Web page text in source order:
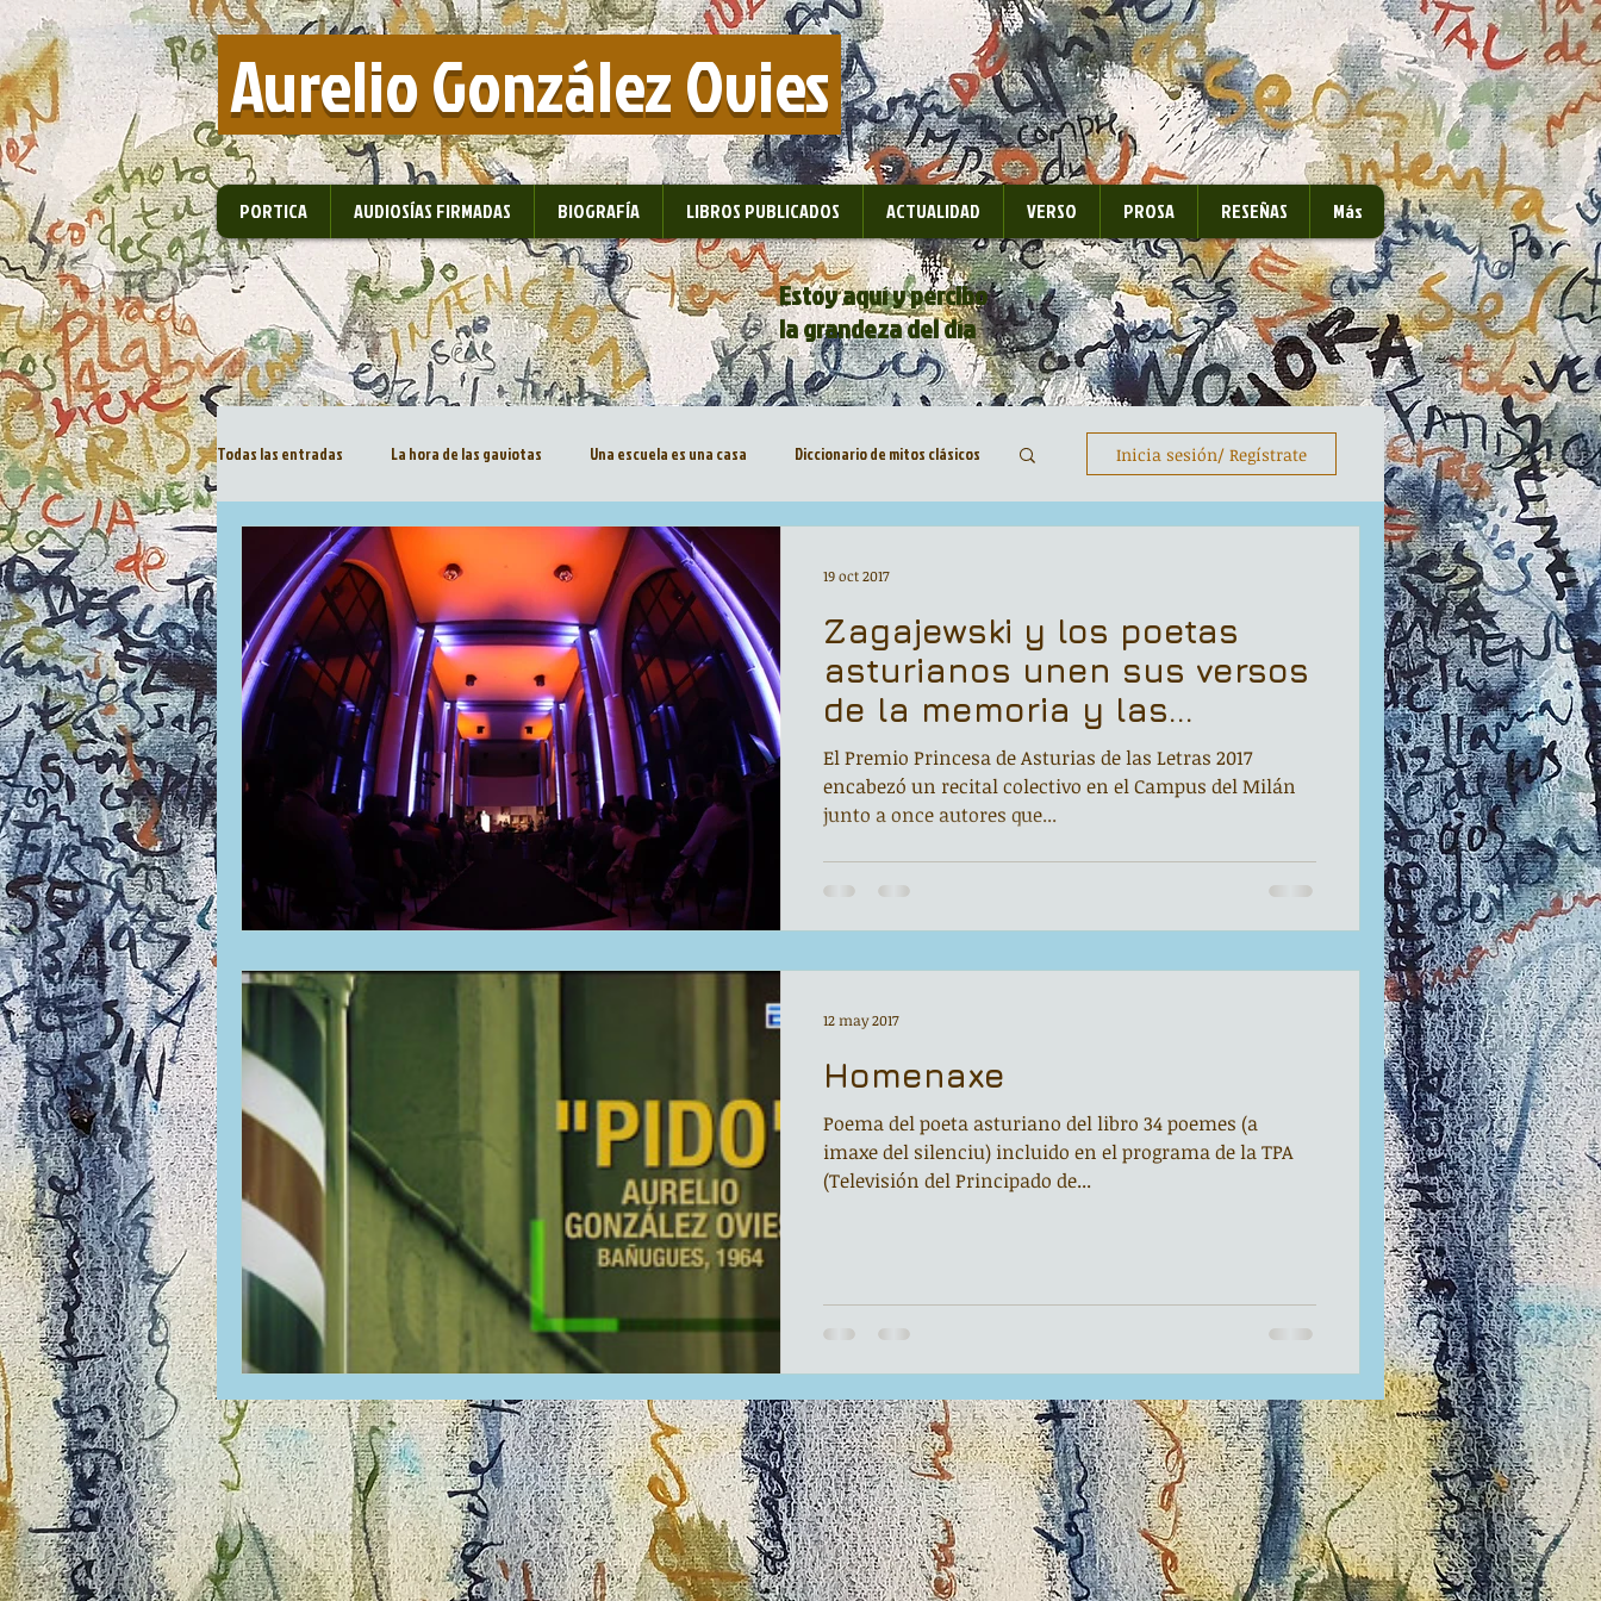
​ Aurelio González Ovies
PORTICA AUDIOSÍAS FIRMADAS BIOGRAFÍA LIBROS PUBLICADOS ACTUALIDAD VERSO PROSA RESEÑAS Más
Estoy aquí y percibo
la grandeza del día
Todas las entradas La hora de las gaviotas Una escuela es una casa Diccionario de mitos clásicos
La ventana BocArtes y Oficios Noche de Cumpleaños
Asociación d'Escritores d'Asturies Asturias Capital Mundial Poesía Fundación Princesa de Asturias
Una mitología Universidad de Oviedo Corrada de la Poesía Día del Libro
Día Mundial de la Poesía Galardones Recital Taller literario
Vengo del norte Pequeños pasos para grandes poetas
Inicia sesión/ Regístrate
Zagajewski y los poetas
asturianos unen sus versos
de la memoria y las
ciudades
El Premio Princesa de Asturias de las Letras 2017
encabezó un recital colectivo en el Campus del Milán
junto a once autores que...
19 oct 2017
Homenaxe
Poema del poeta asturiano del libro 34 poemes (a
imaxe del silenciu) incluido en el programa de la TPA
(Televisión del Principado de...
12 may 2017